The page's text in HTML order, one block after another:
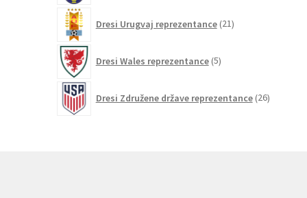
Dresi Urugvaj reprezentance 21izdelkov
Dresi Wales reprezentance 5izdelkov
Dresi Združene države reprezentance 26izdelkov